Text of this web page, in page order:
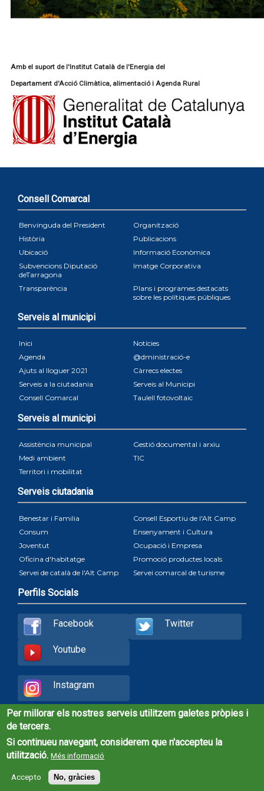
Amb el suport de l'Institut Català de l'Energia del
Departament d'Acció Climàtica, alimentació i Agenda Rural
Consell Comarcal
Benvinguda del President
Organització
Història
Publicacions
Ubicació
Informació Econòmica
Subvencions Diputació
deTarragona
Imatge Corporativa
Transparència
Plans i programes destacats
sobre les polítiques públiques
Serveis al municipi
Inici
Notícies
Agenda
@dministració-e
Ajuts al lloguer 2021
Càrrecs electes
Serveis a la ciutadania
Serveis al Municipi
Consell Comarcal
Taulell fotovoltaic
Serveis al municipi
Assistència municipal
Gestió documental i arxiu
Medi ambient
TIC
Territori i mobilitat
Serveis ciutadania
Benestar i Familia
Consell Esportiu de l'Alt Camp
Consum
Ensenyament i Cultura
Joventut
Ocupació i Empresa
Oficina d'habitatge
Promoció productes locals
Servei de català de l'Alt Camp
Servei comarcal de turisme
Perfils Socials
Facebook Twitter
Youtube
Instagram
RSS
© Consell Comarcal de l'Alt Camp, 2020
Per millorar els nostres serveis utilitzem galetes pròpies i
de tercers.
Si continueu navegant, considerem que n'accepteu la
utilització. Més informació
Accepto No, gràcies